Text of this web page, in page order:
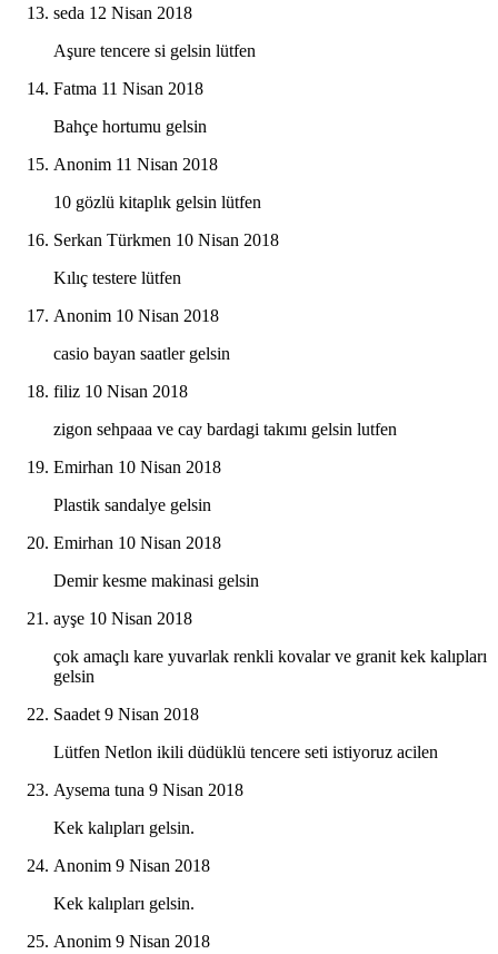
seda 12 Nisan 2018
Aşure tencere si gelsin lütfen
Fatma 11 Nisan 2018
Bahçe hortumu gelsin
Anonim 11 Nisan 2018
10 gözlü kitaplık gelsin lütfen
Serkan Türkmen 10 Nisan 2018
Kılıç testere lütfen
Anonim 10 Nisan 2018
casio bayan saatler gelsin
filiz 10 Nisan 2018
zigon sehpaaa ve cay bardagi takımı gelsin lutfen
Emirhan 10 Nisan 2018
Plastik sandalye gelsin
Emirhan 10 Nisan 2018
Demir kesme makinasi gelsin
ayşe 10 Nisan 2018
çok amaçlı kare yuvarlak renkli kovalar ve granit kek kalıpları
gelsin
Saadet 9 Nisan 2018
Lütfen Netlon ikili düdüklü tencere seti istiyoruz acilen
Aysema tuna 9 Nisan 2018
Kek kalıpları gelsin.
Anonim 9 Nisan 2018
Kek kalıpları gelsin.
Anonim 9 Nisan 2018